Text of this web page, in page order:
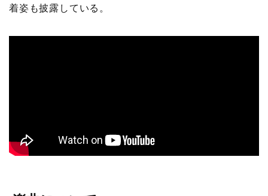
着姿も披露している。